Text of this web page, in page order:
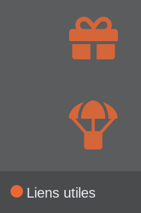
Liens utiles